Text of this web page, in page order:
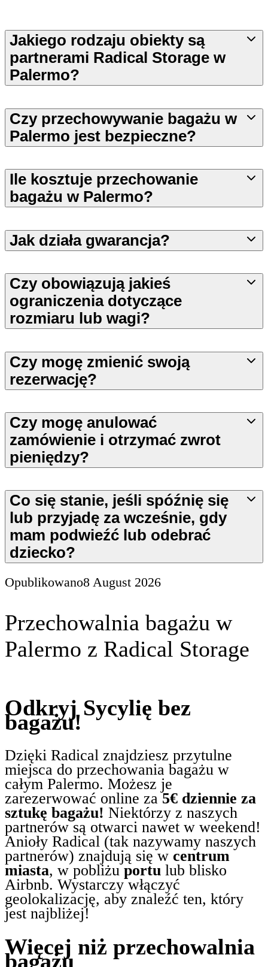
Jakiego rodzaju obiekty są
partnerami Radical Storage w
Palermo?
Czy przechowywanie bagażu w
Palermo jest bezpieczne?
Ile kosztuje przechowanie
bagażu w Palermo?
Jak działa gwarancja?
Czy obowiązują jakieś
ograniczenia dotyczące
rozmiaru lub wagi?
Czy mogę zmienić swoją
rezerwację?
Czy mogę anulować
zamówienie i otrzymać zwrot
pieniędzy?
Co się stanie, jeśli spóźnię się
lub przyjadę za wcześnie, gdy
mam podwieźć lub odebrać
dziecko?
Opublikowano8 August 2026
Przechowalnia bagażu w
Palermo z Radical Storage
Odkryj Sycylię bez
bagażu!
Dzięki Radical znajdziesz przytulne
miejsca do przechowania bagażu w
całym Palermo. Możesz je
zarezerwować online za5€ dziennie za
sztukę bagażu! Niektórzy z naszych
partnerów są otwarci nawet w weekend!
Anioły Radical (tak nazywamy naszych
partnerów) znajdują się w centrum
miasta, w pobliżuportu lub blisko
Airbnb. Wystarczy włączyć
geolokalizację, aby znaleźć ten, który
jest najbliżej!
Więcej niż przechowalnia
bagażu